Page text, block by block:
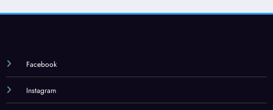
Facebook
Instagram